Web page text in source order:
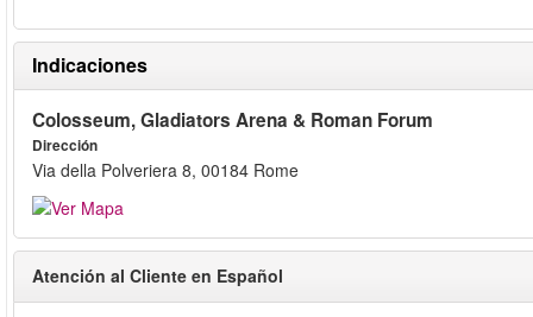
Indicaciones
Colosseum, Gladiators Arena & Roman Forum
Dirección
Via della Polveriera 8, 00184 Rome
Atención al Cliente en Español